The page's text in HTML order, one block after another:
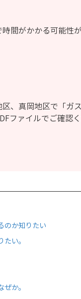
間がかかる可能性
、真岡地区で「ガ
ファイルでご確認く
のか知りたい
い。
か。